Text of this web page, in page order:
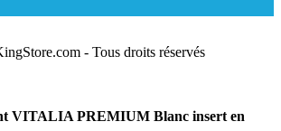
- Tous droits réservés
VITALIA PREMIUM Blanc insert en